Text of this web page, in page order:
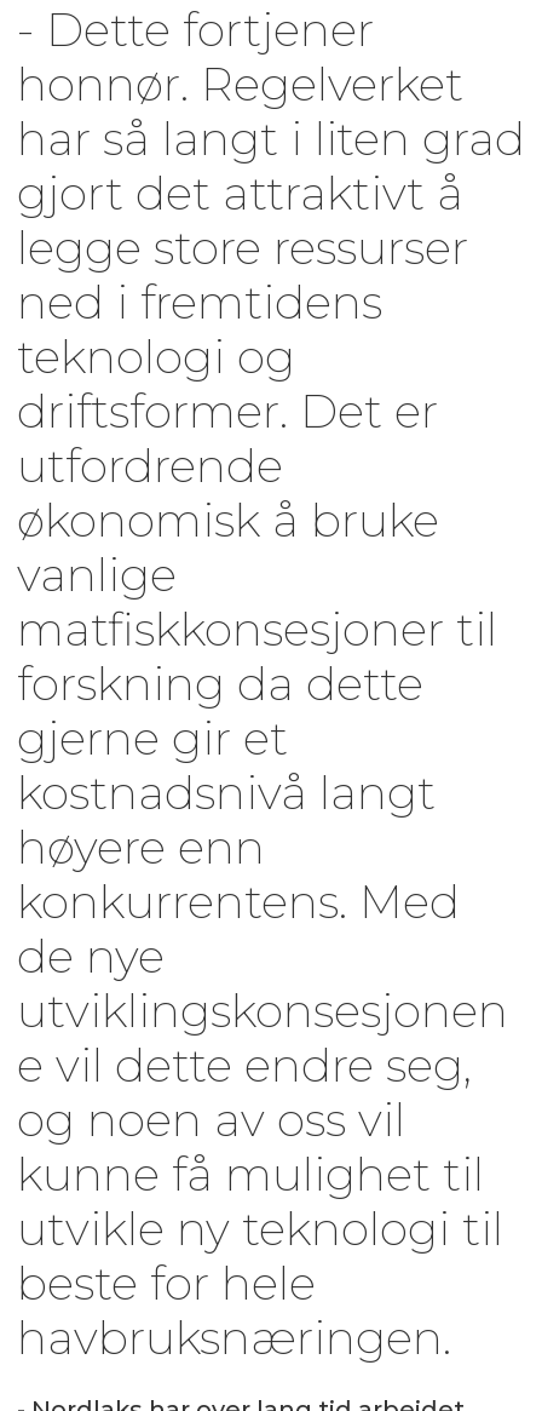
- Dette fortjener
honnør. Regelverket
har så langt i liten grad
gjort det attraktivt å
legge store ressurser
ned i fremtidens
teknologi og
driftsformer. Det er
utfordrende
økonomisk å bruke
vanlige
matfiskkonsesjoner til
forskning da dette
gjerne gir et
kostnadsnivå langt
høyere enn
konkurrentens. Med
de nye
utviklingskonsesjonen
e vil dette endre seg,
og noen av oss vil
kunne få mulighet til
utvikle ny teknologi til
beste for hele
havbruksnæringen.